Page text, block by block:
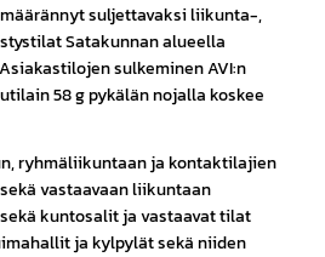
suljettavaksi liikunta-,
Satakunnan alueella
sulkeminen AVI:n
58 g pykälän nojalla koskee
ryhmäliikuntaan ja kontaktilajien
vastaavaan liikuntaan
kuntosalit ja vastaavat tilat
ja kylpylät sekä niiden